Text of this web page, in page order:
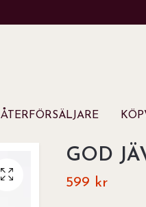
ÅTERFÖRSÄLJARE
GOD
599 kr